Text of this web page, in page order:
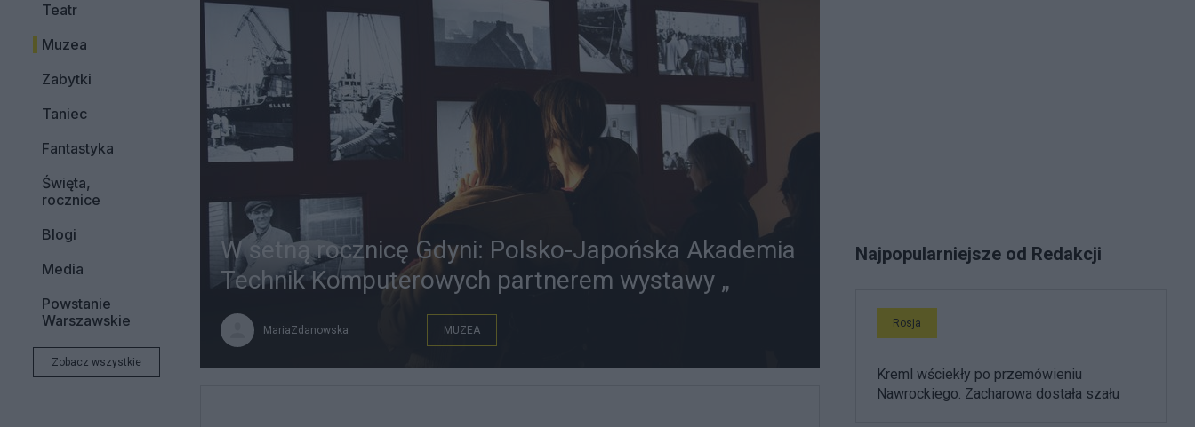
Teatr
Muzea
Zabytki
Taniec
Fantastyka
Święta,
rocznice
Blogi
Media
Powstanie
Warszawskie
Zobacz wszystkie
W setną rocznicę Gdyni: Polsko-Japońska Akademia
Technik Komputerowych partnerem wystawy „
MariaZdanowska MUZEA
Najpopularniejsze od Redakcji
Rosja
Kreml wściekły po przemówieniu
Nawrockiego. Zacharowa dostała szału